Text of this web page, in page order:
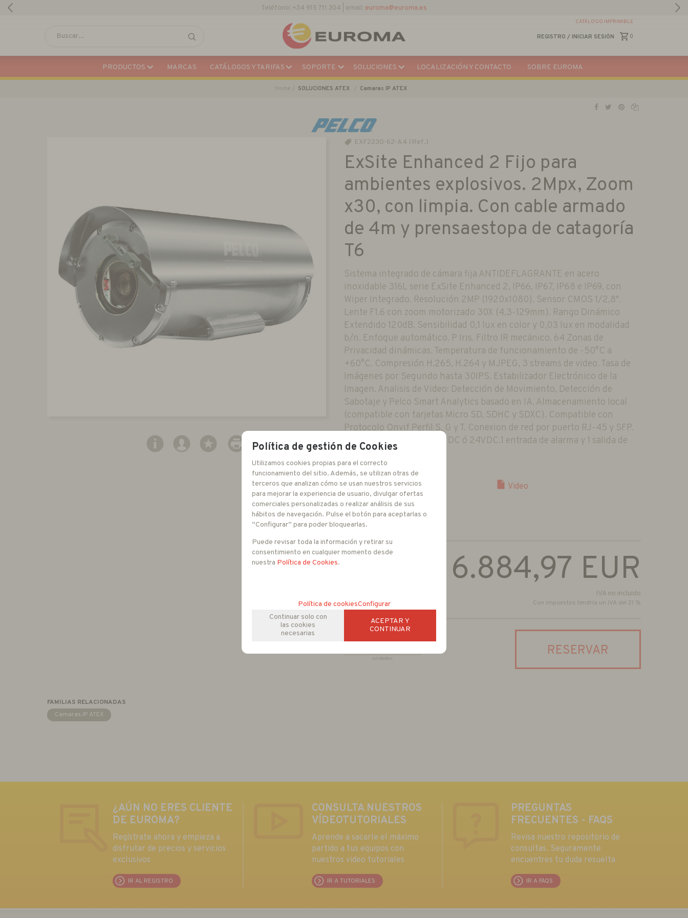
REGISTRO / INICIAR SESIÓN 0
CATÁLOGO IMPRIMIBLE
PRODUCTOS MARCAS CATÁLOGOS Y TARIFAS SOPORTE SOLUCIONES LOCALIZACIÓN Y CONTACTO SOBRE EUROMA
Home SOLUCIONES ATEX Camaras IP ATEX
EXF2230-62-A4 (Ref.)
ExSite Enhanced 2 Fijo para
ambientes explosivos. 2Mpx, Zoom
x30, con limpia. Con cable armado
de 4m y prensaestopa de catagoría
T6
Sistema integrado de cámara fija ANTIDEFLAGRANTE en acero
inoxidable 316L serie ExSite Enhanced 2, IP66, IP67, IP68 e IP69, con
Wiper Integrado. Resolución 2MP (1920x1080). Sensor CMOS 1/2,8".
Lente F1.6 con zoom motorizado 30X (4,3-129mm). Rango Dinámico
Extendido 120dB. Sensibilidad 0,1 lux en color y 0,03 lux en modalidad
b/n. Enfoque automático. P Iris. Filtro IR mecánico. 64 Zonas de
Privacidad dinámicas. Temperatura de funcionamiento de -50°C a
+60°C. Compresión H.265, H.264 y MJPEG, 3 streams de video. Tasa de
Imágenes por Segundo hasta 30IPS. Estabilizador Electrónico de la
Imagen. Analisis de Video: Detección de Movimiento, Detección de
Sabotaje y Pelco Smart Analytics basado en IA. Almacenamiento local
(compatible con tarjetas Micro SD, SDHC y SDXC). Compatible con
Protocolo Onvif Perfil S, G y T. Conexion de red por puerto RJ-45 y SFP.
Alimentación 24VAC, 12VDC ó 24VDC.1 entrada de alarma y 1 salida de
relé
Folleto
Manual
Video
6.884,97 EUR
IVA no incluido
Con impuestos tendría un IVA del 21 %
-
unidades
+ RESERVAR
FAMILIAS RELACIONADAS
Camaras IP ATEX
¿AÚN NO ERES CLIENTE
DE EUROMA?
Regístrate ahora y empieza a
disfrutar de precios y servicios
exclusivos
IR AL REGISTRO
CONSULTA NUESTROS
VÍDEOTUTORIALES
Aprende a sacarle el máximo
partido a tus equipos con
nuestros video tutoriales
IR A TUTORIALES
PREGUNTAS
FRECUENTES - FAQS
Revisa nuestro repositorio de
consultas. Seguramente
encuentres tu duda resuelta
IR A FAQS
Política de gestión de Cookies
Utilizamos cookies propias para el correcto
funcionamiento del sitio. Además, se utilizan otras de
terceros que analizan cómo se usan nuestros servicios
para mejorar la experiencia de usuario, divulgar ofertas
comerciales personalizadas o realizar análisis de sus
hábitos de navegación. Pulse el botón para aceptarlas o
“Configurar” para poder bloquearlas.
Puede revisar toda la información y retirar su
consentimiento en cualquier momento desde
nuestra Política de Cookies.
Política de cookiesConfigurar
Continuar solo con
las cookies
necesarias
ACEPTAR Y
CONTINUAR